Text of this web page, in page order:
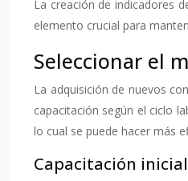
La creación de indicadores
elemento crucial para
Seleccionar el
La adquisición de nuevos
capacitación según el ciclo
lo cual se puede hacer más
Capacitación